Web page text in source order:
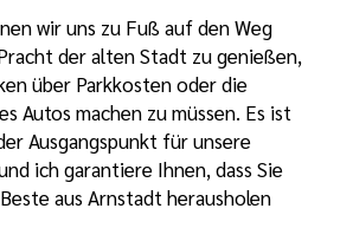
wir uns zu Fuß auf den Weg
der alten Stadt zu genießen,
über Parkkosten oder die
Autos machen zu müssen. Es ist
Ausgangspunkt für unsere
ich garantiere Ihnen, dass Sie
aus Arnstadt herausholen